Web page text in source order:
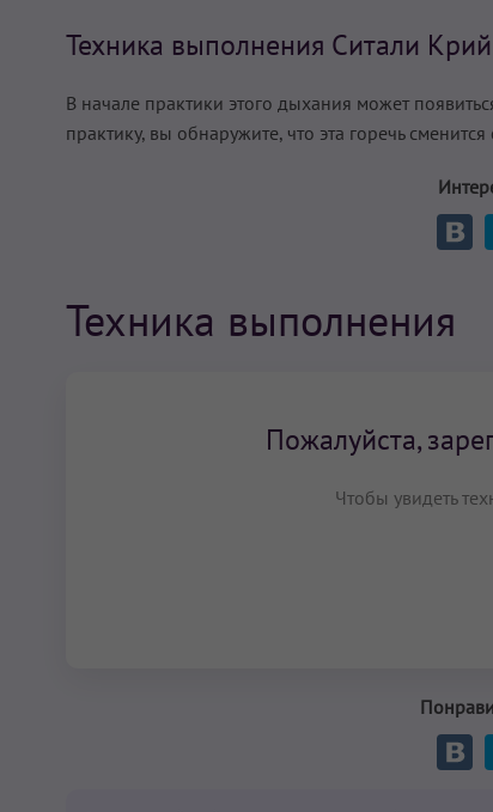
Техника выполнения Ситали
В начале практики этого дыхания может
практику, вы обнаружите, что эта горечь
Техника выполнения
Пожалуйста,
Чтобы увидеть